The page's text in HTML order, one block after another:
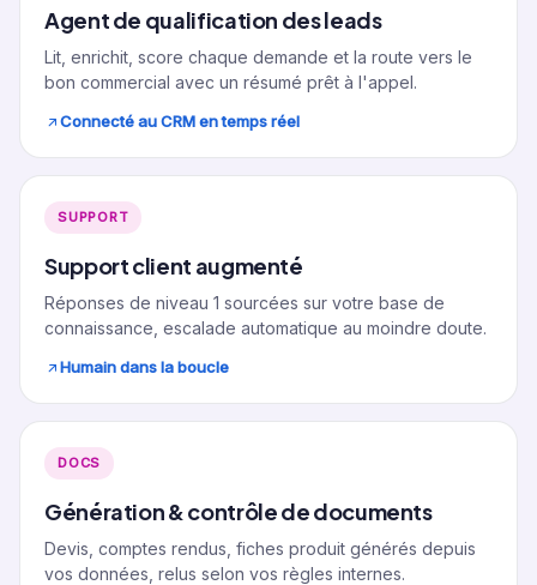
Agent de qualification des leads
Lit, enrichit, score chaque demande et la route vers le
bon commercial avec un résumé prêt à l'appel.
Connecté au CRM en temps réel
SUPPORT
Support client augmenté
Réponses de niveau 1 sourcées sur votre base de
connaissance, escalade automatique au moindre doute.
Humain dans la boucle
DOCS
Génération & contrôle de documents
Devis, comptes rendus, fiches produit générés depuis
vos données, relus selon vos règles internes.